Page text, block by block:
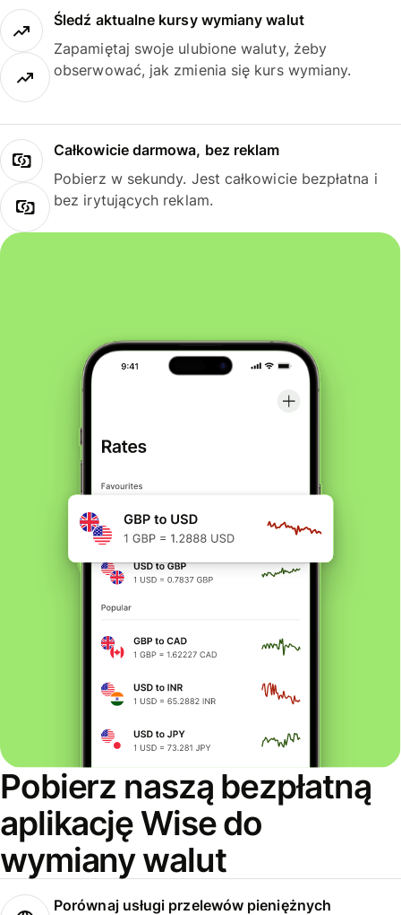
Śledź aktualne kursy wymiany walut
Zapamiętaj swoje ulubione waluty, żeby
obserwować, jak zmienia się kurs wymiany.
Całkowicie darmowa, bez reklam
Pobierz w sekundy. Jest całkowicie bezpłatna i
bez irytujących reklam.
Pobierz naszą bezpłatną
aplikację Wise do
wymiany walut
Porównaj usługi przelewów pieniężnych